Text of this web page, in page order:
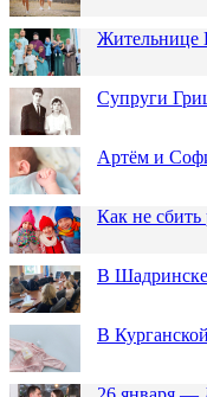
Жительнице
Супруги
Артём и
Как не
В Шадринске
В